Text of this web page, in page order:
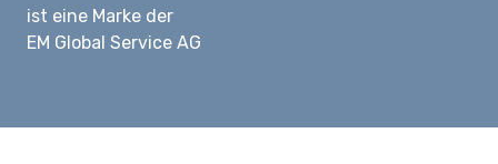
ist eine Marke der
EM Global Service AG